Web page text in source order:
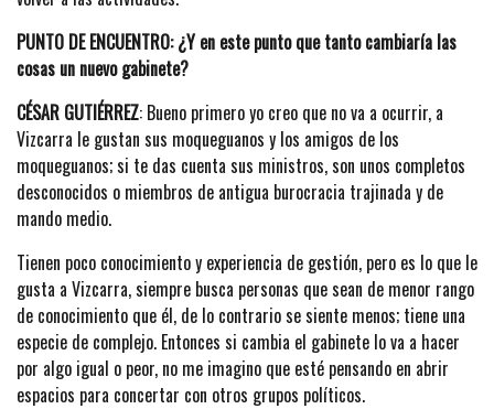
PUNTO DE ENCUENTRO: ¿Y en este punto que tanto cambiaría las
cosas un nuevo gabinete?
CÉSAR GUTIÉRREZ: Bueno primero yo creo que no va a ocurrir, a
Vizcarra le gustan sus moqueguanos y los amigos de los
moqueguanos; si te das cuenta sus ministros, son unos completos
desconocidos o miembros de antigua burocracia trajinada y de
mando medio.
Tienen poco conocimiento y experiencia de gestión, pero es lo que le
gusta a Vizcarra, siempre busca personas que sean de menor rango
de conocimiento que él, de lo contrario se siente menos; tiene una
especie de complejo. Entonces si cambia el gabinete lo va a hacer
por algo igual o peor, no me imagino que esté pensando en abrir
espacios para concertar con otros grupos políticos.